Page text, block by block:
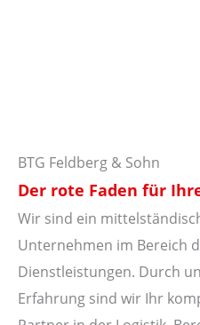
BTG Feldberg & Sohn
Der rote Faden für
Wir sind ein
Unternehmen im Bereich
Dienstleistungen. Durch
Erfahrung sind wir Ihr